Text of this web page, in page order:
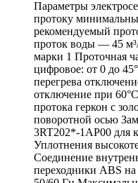
Параметры
протоку
рекомендуемый
проток воды — 45
марки 1 Проточная
цифровое: от 0 до
перегрева
отключение при
протока геркон с
поворотной осью
3RT202*-1AP00 для
Уплотнения
Соединение
переходники ABS